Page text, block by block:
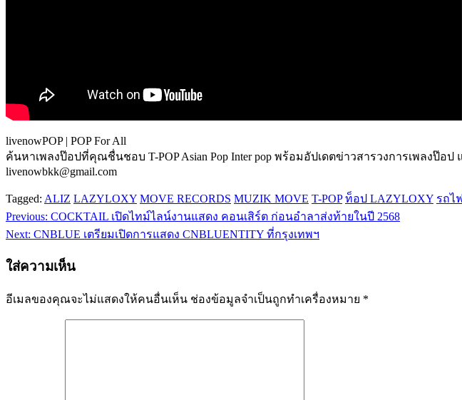
livenowPOP | POP For All
ค้นหาเพลงป๊อปที่คุณชื่นชอบ T-POP Asian Pop Inter pop พร้อมอัปเดตข่าวสารวงการเพลงป๊อป
livenowbkk@gmail.com
Tagged: ALIZ LAZYLOXY MOVE RECORDS MUZIK MOVE T-POP ท็อป LAZYLOXY รถไ
แนะแนว
Previous: COCKTAIL เปิดไทม์ไลน์งานแสดง คอนเสิร์ต ก่อนอำลาส่งท้ายในปี 2568
Next: CNBLUE เตรียมเปิดการแสดง CNBLUENTITY ที่กรุงเทพฯ
ใส่ความเห็น
อีเมลของคุณจะไม่แสดงให้คนอื่นเห็น ช่องข้อมูลจำเป็นถูกทำเครื่องหมาย *